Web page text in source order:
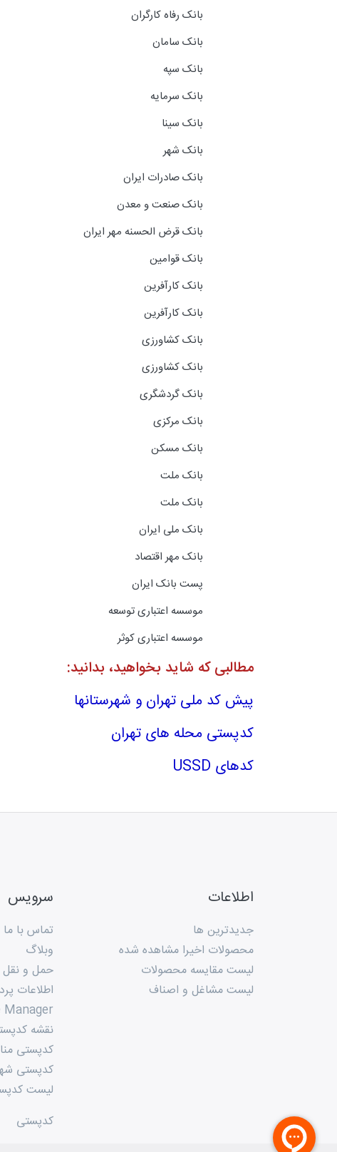
بانک رفاه کارگران
بانک سامان
بانک سپه
بانک سرمایه
بانک سینا
بانک شهر
بانک صادرات ایران
بانک صنعت و معدن
بانک قرض الحسنه مهر ایران
بانک قوامین
بانک کارآفرین
بانک کارآفرین
بانک کشاورزی
بانک کشاورزی
بانک گردشگری
بانک مرکزی
بانک مسکن
بانک ملت
بانک ملت
بانک ملی ایران
بانک مهر اقتصاد
پست بانک ایران
موسسه اعتباری توسعه
موسسه اعتباری کوثر
مطالبی که شاید بخواهید، بدانید:
پیش کد ملی تهران و شهرستانها
کدپستی محله های تهران
کدهای USSD
اطلاعات
جدیدترین ها
محصولات اخیرا مشاهده شده
لیست مقایسه محصولات
لیست مشاغل و اصناف
سرویس
تماس با ما
وبلاگ
حمل و نقل
اطلاعات
نقشه
کدپستی
کدپستی
لیست
کدپستی